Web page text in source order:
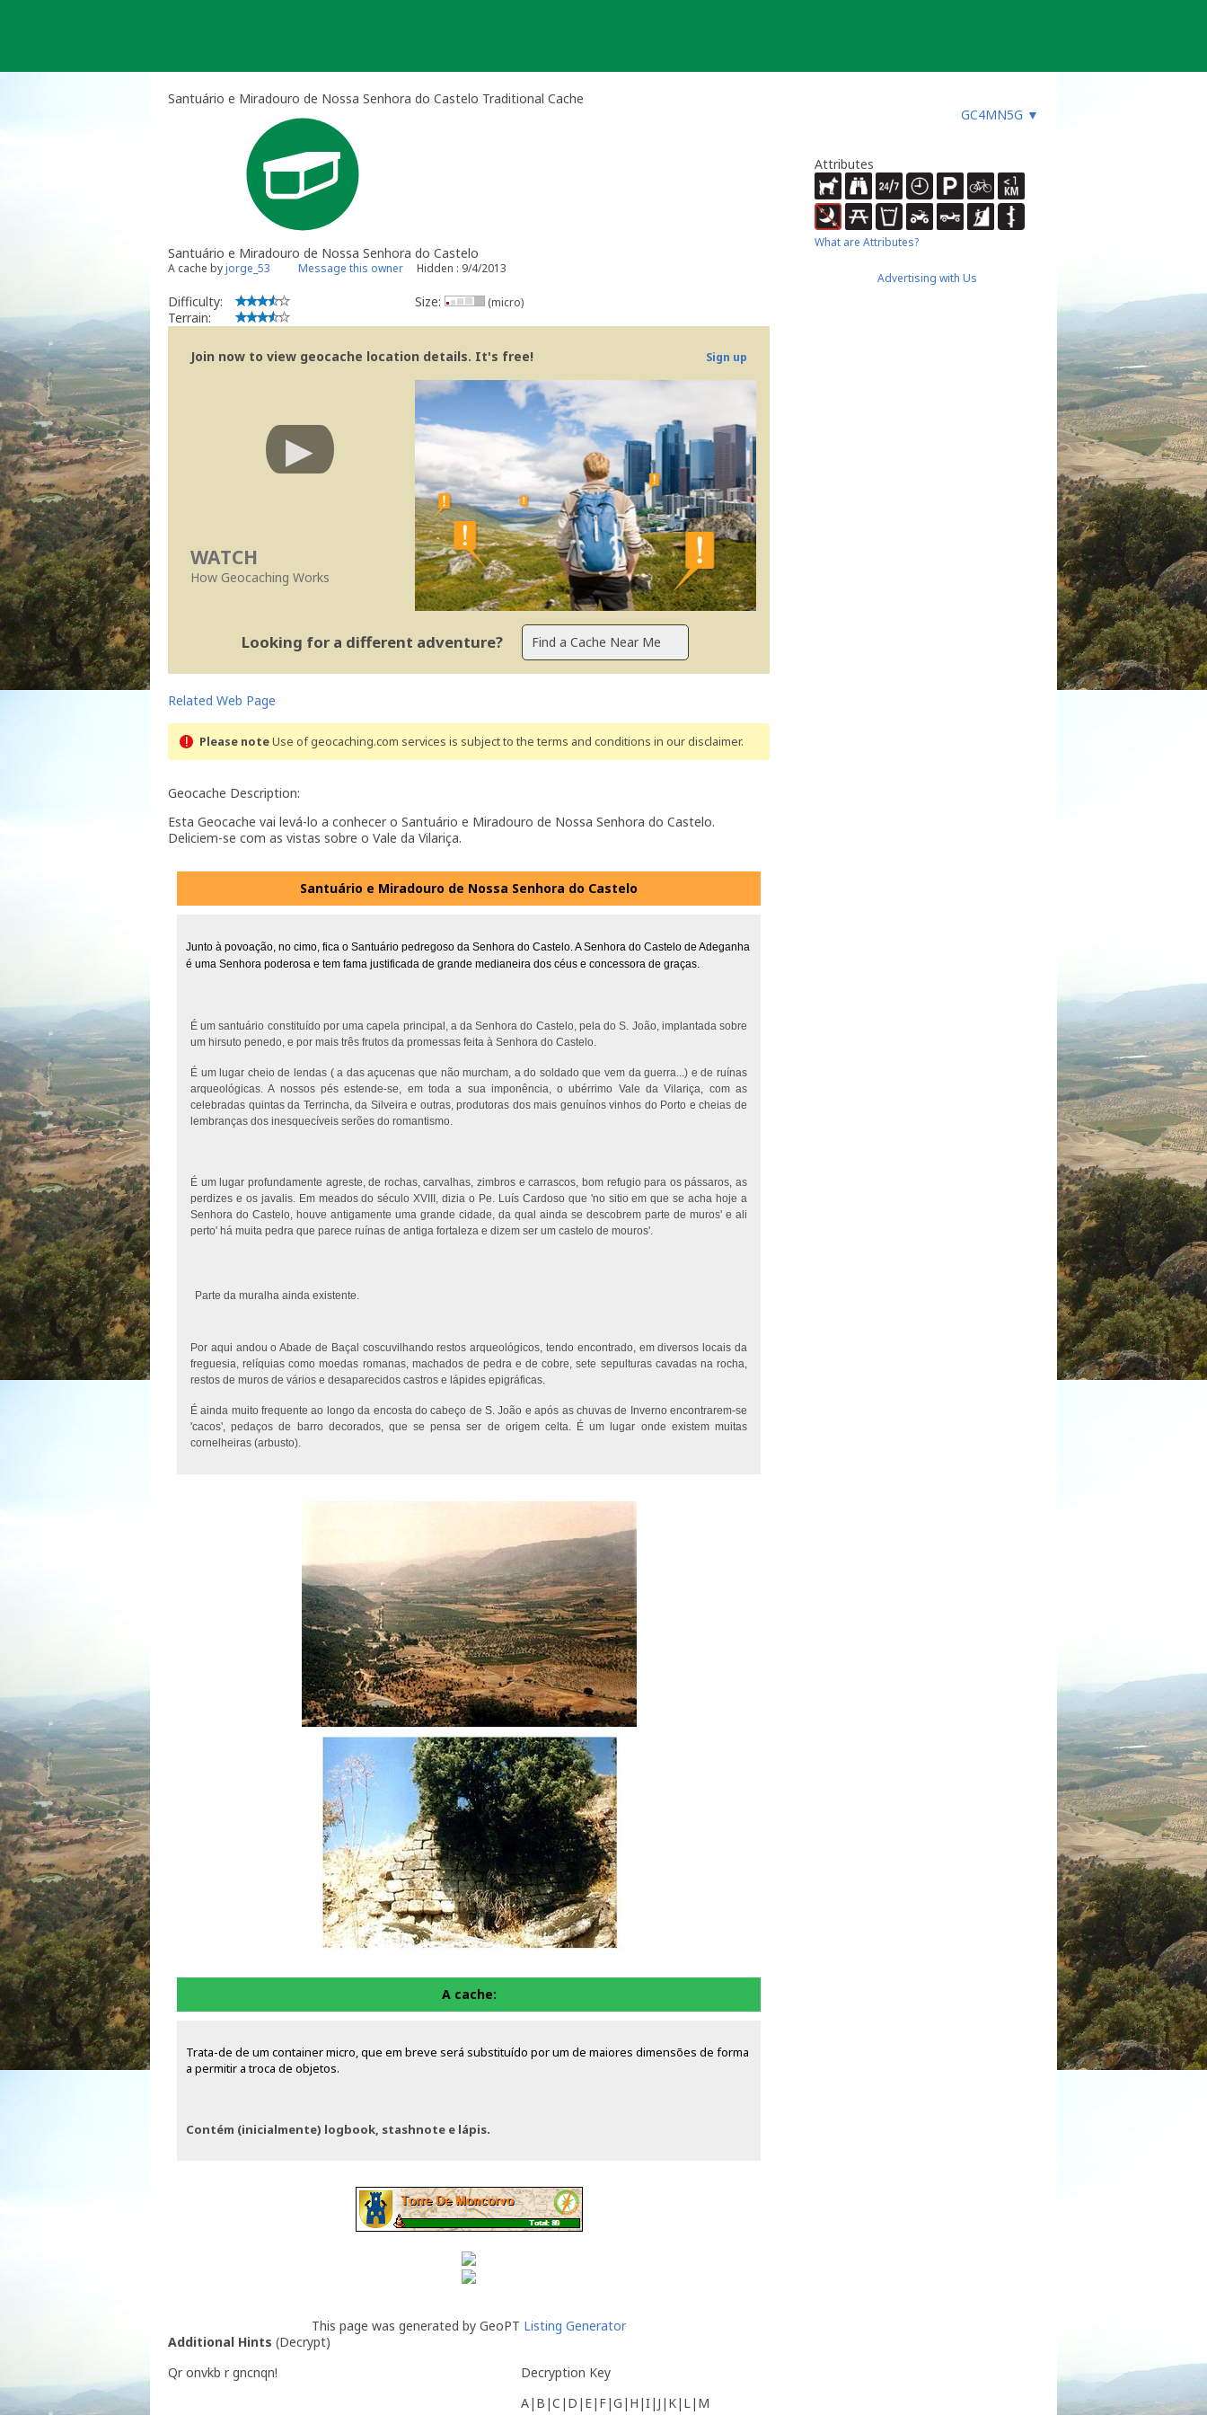
Santuário e Miradouro de Nossa Senhora do Castelo Traditional Cache
GC4MN5G ▼
Santuário e Miradouro de Nossa Senhora do Castelo
A cache byjorge_53 Message this owner Hidden : 9/4/2013
Difficulty:
Terrain:
Size: (micro)
Join now to view geocache location details. It's free! Sign up
WATCH
How Geocaching Works
Looking for a different adventure?
Related Web Page
Please noteUse of geocaching.com services is subject to the terms and conditions in our disclaimer.
Geocache Description:
Esta Geocache vai levá-lo a conhecer o Santuário e Miradouro de Nossa Senhora do Castelo.
Deliciem-se com as vistas sobre o Vale da Vilariça.
Santuário e Miradouro de Nossa Senhora do Castelo
Junto à povoação, no cimo, fica o Santuário pedregoso da Senhora do Castelo. A Senhora do Castelo de Adeganha
é uma Senhora poderosa e tem fama justificada de grande medianeira dos céus e concessora de graças.
É um santuário constituído por uma capela principal, a da Senhora do Castelo, pela do S. João, implantada sobre
um hirsuto penedo, e por mais três frutos da promessas feita à Senhora do Castelo.
É um lugar cheio de lendas ( a das açucenas que não murcham, a do soldado que vem da guerra...) e de ruínas
arqueológicas. A nossos pés estende-se, em toda a sua imponência, o ubérrimo Vale da Vilariça, com as
celebradas quintas da Terrincha, da Silveira e outras, produtoras dos mais genuínos vinhos do Porto e cheias de
lembranças dos inesquecíveis serões do romantismo.
É um lugar profundamente agreste, de rochas, carvalhas, zimbros e carrascos, bom refugio para os pássaros, as
perdizes e os javalis. Em meados do século XVIII, dizia o Pe. Luís Cardoso que 'no sitio em que se acha hoje a
Senhora do Castelo, houve antigamente uma grande cidade, da qual ainda se descobrem parte de muros' e ali
perto' há muita pedra que parece ruínas de antiga fortaleza e dizem ser um castelo de mouros'.
Parte da muralha ainda existente.
Por aqui andou o Abade de Baçal coscuvilhando restos arqueológicos, tendo encontrado, em diversos locais da
freguesia, relíquias como moedas romanas, machados de pedra e de cobre, sete sepulturas cavadas na rocha,
restos de muros de vários e desaparecidos castros e lápides epigráficas.
É ainda muito frequente ao longo da encosta do cabeço de S. João e após as chuvas de Inverno encontrarem-se
'cacos', pedaços de barro decorados, que se pensa ser de origem celta. É um lugar onde existem muitas
cornelheiras (arbusto).
A cache:
Trata-de de um container micro, que em breve será substituído por um de maiores dimensões de forma
a permitir a troca de objetos.
Contém (inicialmente) logbook, stashnote e lápis.
This page was generated by GeoPT Listing Generator
Additional Hints (Decrypt)
Qr onvkb r gncnqn!
Decryption Key
A|B|C|D|E|F|G|H|I|J|K|L|M
Attributes
What are Attributes?
Advertising with Us